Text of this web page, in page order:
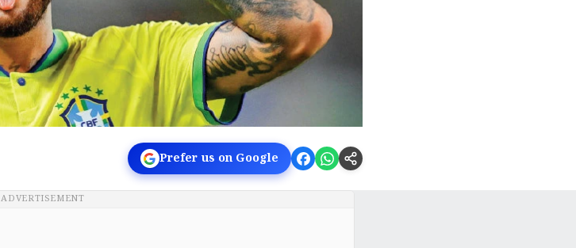
Prefer us on Google
ADVERTISEMENT